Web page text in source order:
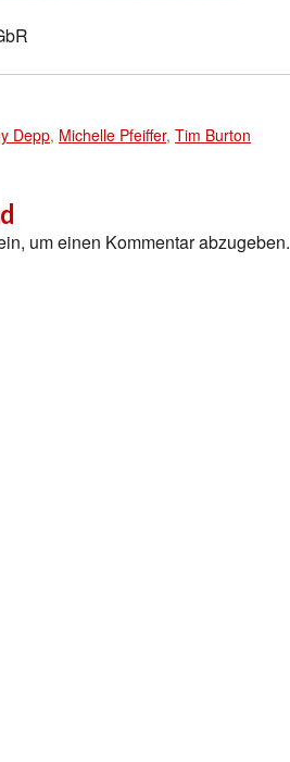
Depp, Michelle Pfeiffer, Tim Burton
um einen Kommentar abzugeben.